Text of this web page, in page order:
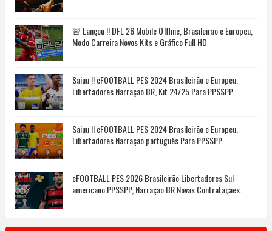
🚨 Lançou !! DFL 26 Mobile Offline, Brasileirão e Europeu,
Modo Carreira Novos Kits e Gráfico Full HD
Saiuu !! eFOOTBALL PES 2024 Brasileirão e Europeu,
Libertadores Narração BR, Kit 24/25 Para PPSSPP.
Saiuu !! eFOOTBALL PES 2024 Brasileirão e Europeu,
Libertadores Narração português Para PPSSPP.
eFOOTBALL PES 2026 Brasileirão Libertadores Sul-
americano PPSSPP, Narração BR Novas Contrataçães.